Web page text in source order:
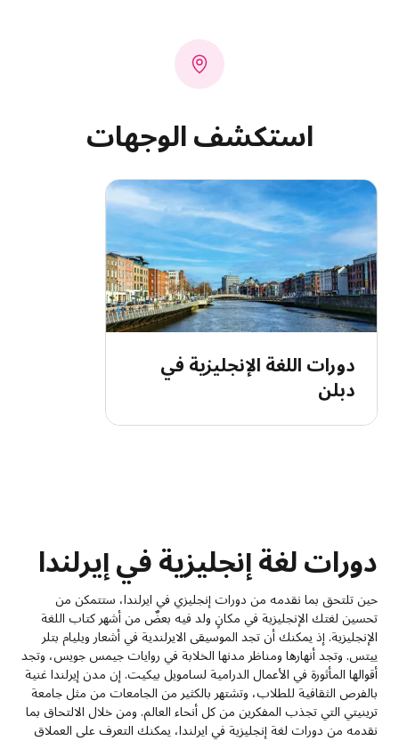
استكشف الوجهات
دورات اللغة الإنجليزية في
دبلن
دورات لغة إنجليزية في إيرلندا
حين تلتحق بما نقدمه من دورات إنجليزي في ايرلندا، ستتمكن من
تحسين لغتك الإنجليزية في مكانٍ ولد فيه بعضٌ من أشهر كتاب اللغة
الإنجليزية. إذ يمكنك أن تجد الموسيقى الايرلندية في أشعار ويليام بتلر
ييتس. وتجد أنهارها ومناظر مدنها الخلابة في روايات جيمس جويس، وتجد
أقوالها المأثورة في الأعمال الدرامية لسامويل بيكيت. إن مدن إيرلندا غنية
بالفرص الثقافية للطلاب، وتشتهر بالكثير من الجامعات من مثل جامعة
ترينيتي التي تجذب المفكرين من كل أنحاء العالم. ومن خلال الالتحاق بما
نقدمه من دورات لغة إنجليزية في ايرلندا، يمكنك التعرف على العملاق